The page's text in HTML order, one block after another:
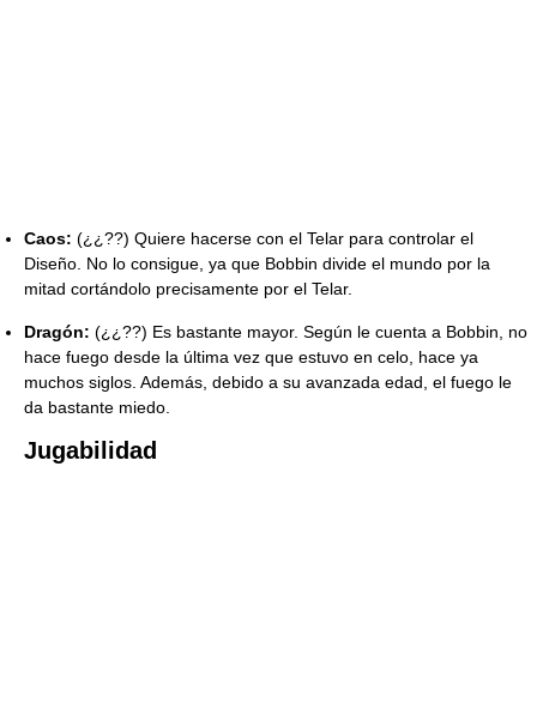
Caos: (¿¿??) Quiere hacerse con el Telar para controlar el
Diseño. No lo consigue, ya que Bobbin divide el mundo por la
mitad cortándolo precisamente por el Telar.
Dragón: (¿¿??) Es bastante mayor. Según le cuenta a Bobbin, no
hace fuego desde la última vez que estuvo en celo, hace ya
muchos siglos. Además, debido a su avanzada edad, el fuego le
da bastante miedo.
Jugabilidad